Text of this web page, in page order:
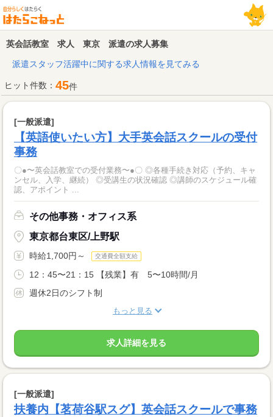
英会話教室 求人 東京 派遣の求人募集
派遣スタッフ活躍中に関する求人情報を見てみる
ヒット件数： 45件
[一般派遣]
【英語使いたい方】大手英会話スクールの受付
事務
〇●〜英会話教室での受付業務〜●〇 ◎各種手続き対応（予約、キャ
ンセル、入学、継続） ◎受講生の状況確認 ◎講師のスケジュール確
認、アポイント ...
その他事務・オフィス系
東京都台東区/上野駅
時給1,700円～ 交通費全額支給
12：45〜21：15 【残業】有 5〜10時間/月
週休2日のシフト制
もっと見る
求人詳細を見る
[一般派遣]
扶養内【茗荷谷駅スグ】英会話スクールで事務